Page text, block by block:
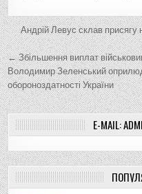
Н
а
в
і
г
а
ц
і
я
Андрій Левус склав присягу
← Збільшення виплат
Володимир Зеленський
обороноздатності України
E-MAIL: